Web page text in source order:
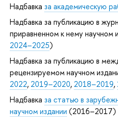
Надбавка за академическую
Надбавка за публикацию в
приравненном к нему научном
2024–2025)
Надбавка за публикацию в
рецензируемом научном
2022, 2019–2020, 2018–2019,
Надбавка за статью в
научном издании (2016–2017)